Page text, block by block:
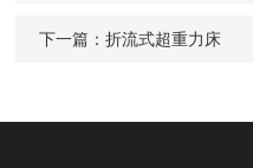
下一篇：折流式超重力床